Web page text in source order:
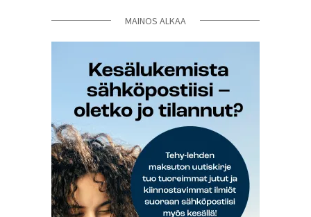
MAINOS ALKAA